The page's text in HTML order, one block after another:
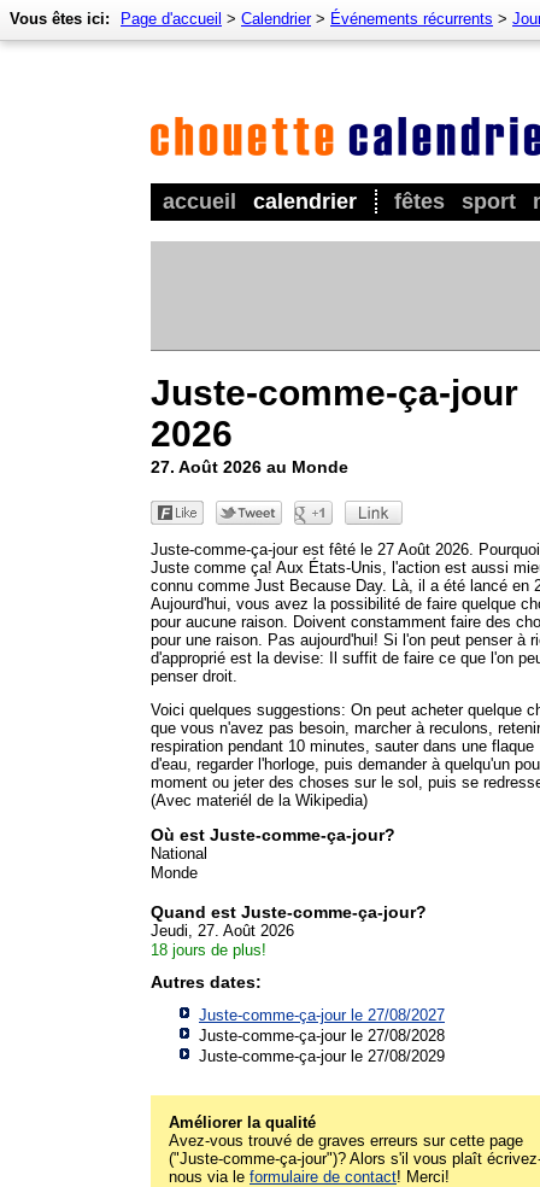
accueil calendrier fêtes sport
Vous êtes ici: Page d'accueil > Calendrier> Événements récurrents >
Juste-comme-ça-jour
2026
27. Août 2026 au Monde
Juste-comme-ça-jour est fêté le 27 Août 2026.
Juste comme ça! Aux États-Unis, l'action est aussi
connu comme Just Because Day. Là, il a été lancé en
Aujourd'hui, vous avez la possibilité de faire quelque
pour aucune raison. Doivent constamment faire des
pour une raison. Pas aujourd'hui! Si l'on peut penser à
d'approprié est la devise: Il suffit de faire ce que l'on
penser droit.
Voici quelques suggestions: On peut acheter quelque
que vous n'avez pas besoin, marcher à reculons,
respiration pendant 10 minutes, sauter dans une flaque
d'eau, regarder l'horloge, puis demander à quelqu'un
moment ou jeter des choses sur le sol, puis se
(Avec materiél de la Wikipedia)
Où est Juste-comme-ça-jour?
National
Monde
Quand est Juste-comme-ça-jour?
Jeudi, 27. Août 2026
18 jours de plus!
Autres dates:
Juste-comme-ça-jour le 27/08/2027
Juste-comme-ça-jour le 27/08/2028
Juste-comme-ça-jour le 27/08/2029
Améliorer la qualité
Avez-vous trouvé de graves erreurs sur cette page
("Juste-comme-ça-jour")? Alors s'il vous plaît
nous via le formulaire de contact! Merci!